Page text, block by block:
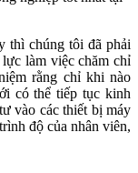
thì chúng tôi đã phải
làm việc chăm chỉ
rằng chỉ khi nào
có thể tiếp tục kinh
vào các thiết bị máy
độ của nhân viên,